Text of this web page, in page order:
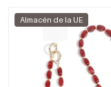
Almacén de la UE